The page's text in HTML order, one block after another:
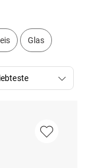
Glas